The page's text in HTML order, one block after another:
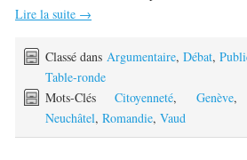
Lire la suite →
Classé dans Argumentaire,Débat,
Table-ronde
Mots-ClésCitoyenneté, Genève
Neuchâtel,Romandie,Vaud